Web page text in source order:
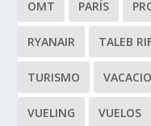
OMT PARÍS
RYANAIR TALEB
TURISMO
VUELING VUELOS